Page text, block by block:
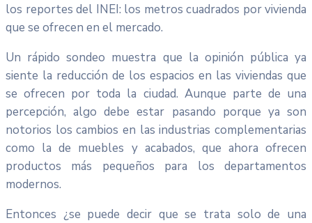
los reportes del INEI: los metros cuadrados por vivienda
que se ofrecen en el mercado.
Un rápido sondeo muestra que la opinión pública ya
siente la reducción de los espacios en las viviendas que
se ofrecen por toda la ciudad. Aunque parte de una
percepción, algo debe estar pasando porque ya son
notorios los cambios en las industrias complementarias
como la de muebles y acabados, que ahora ofrecen
productos más pequeños para los departamentos
modernos.
Entonces ¿se puede decir que se trata solo de una